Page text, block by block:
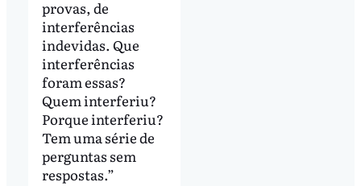
provas, de
interferências
indevidas. Que
interferências
foram essas?
Quem interferiu?
Porque interferiu?
Tem uma série de
perguntas sem
respostas.”